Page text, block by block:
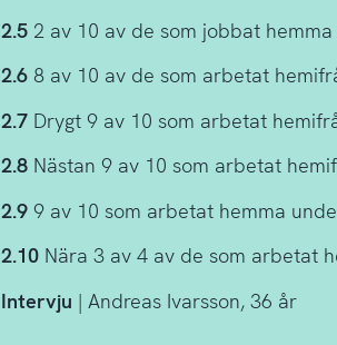
2.52 av 10 av de som jobbat
2.68 av 10 av de som arbetat
2.7Drygt 9 av 10 som arbetat
2.8Nästan 9 av 10 som arbetat
2.99 av 10 som arbetat hemma
2.10Nära 3 av 4 av de som arbetat
Intervju | Andreas Ivarsson, 36 år